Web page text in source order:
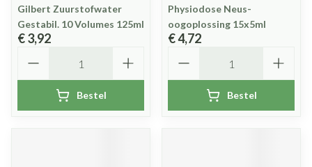
Gilbert Zuurstofwater
Gestabil. 10 Volumes 125ml
€ 3,92
Bestel
Physiodose Neus-
oogoplossing 15x5ml
€ 4,72
Bestel